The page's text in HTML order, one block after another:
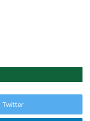
Twitter